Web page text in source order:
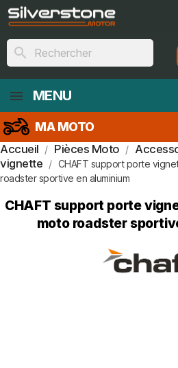
search
MENU
MA MOTO
Accueil Pièces Moto
vignette
CHAFT support porte
roadster sportive en aluminium
CHAFT support porte
moto roadster